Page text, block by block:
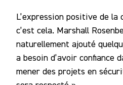
L’expression positive de la
c’est cela. Marshall
naturellement ajouté
a besoin d’avoir confiance
mener des projets en